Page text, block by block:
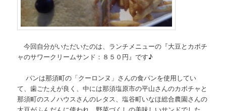
今回自分がいただいたのは、ランチメニューの『大豆とカボチ
ャのサワークリームサンド：８５０円』です♪
パンは那須町の「クーロンヌ」さんの食パンを使用してい
て、歯ごたえが良く、中には那須塩原市の平山さんのカボチャと
那須町のスノハウスさんのレタス、塩谷町いなほ総合農園さんの